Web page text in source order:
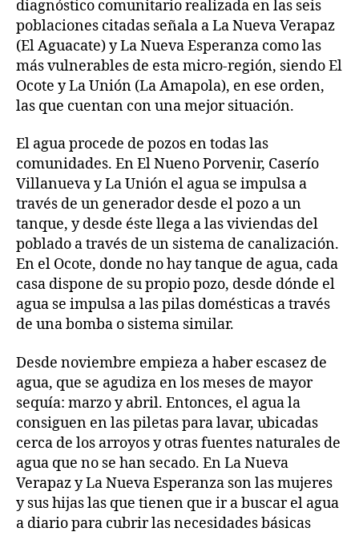
diagnóstico comunitario realizada en las seis
poblaciones citadas señala a La Nueva Verapaz
(El Aguacate) y La Nueva Esperanza como las
más vulnerables de esta micro-región, siendo El
Ocote y La Unión (La Amapola), en ese orden,
las que cuentan con una mejor situación.
El agua procede de pozos en todas las
comunidades. En El Nueno Porvenir, Caserío
Villanueva y La Unión el agua se impulsa a
través de un generador desde el pozo a un
tanque, y desde éste llega a las viviendas del
poblado a través de un sistema de canalización.
En el Ocote, donde no hay tanque de agua, cada
casa dispone de su propio pozo, desde dónde el
agua se impulsa a las pilas domésticas a través
de una bomba o sistema similar.
Desde noviembre empieza a haber escasez de
agua, que se agudiza en los meses de mayor
sequía: marzo y abril. Entonces, el agua la
consiguen en las piletas para lavar, ubicadas
cerca de los arroyos y otras fuentes naturales de
agua que no se han secado. En La Nueva
Verapaz y La Nueva Esperanza son las mujeres
y sus hijas las que tienen que ir a buscar el agua
a diario para cubrir las necesidades básicas